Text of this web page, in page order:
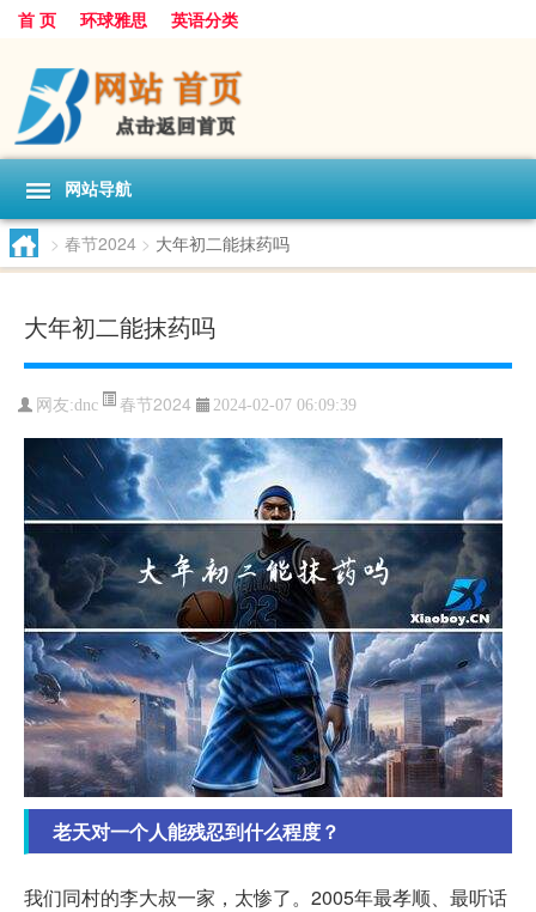
首 页 环球雅思 英语分类
网站导航
> 春节2024 > 大年初二能抹药吗
大年初二能抹药吗
网友:dnc 春节2024 2024-02-07 06:09:39
老天对一个人能残忍到什么程度？
我们同村的李大叔一家，太惨了。2005年最孝顺、最听话